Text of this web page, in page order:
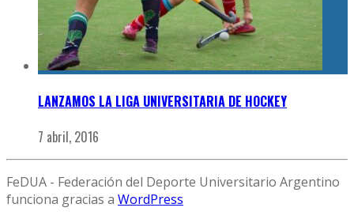
LANZAMOS LA LIGA UNIVERSITARIA DE HOCKEY
7 abril, 2016
FeDUA - Federación del Deporte Universitario Argentino
funciona gracias a WordPress